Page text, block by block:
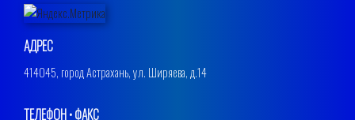
АДРЕС
414045, город Астрахань, ул. Ширяева, д.14
ТЕЛЕФОН • ФАКС